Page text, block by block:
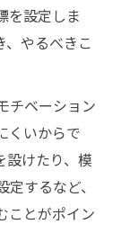
を設定しま
、やるべきこ
チベーション
くいからで
設けたり、模
するなど、
ことがポイン